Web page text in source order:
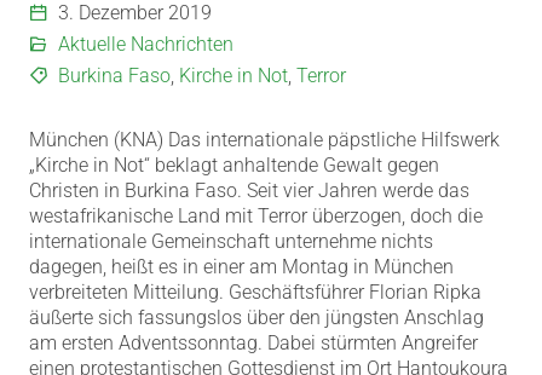
3. Dezember 2019
Aktuelle Nachrichten
Burkina Faso, Kirche in Not, Terror
München (KNA) Das internationale päpstliche Hilfswerk
„Kirche in Not“ beklagt anhaltende Gewalt gegen
Christen in Burkina Faso. Seit vier Jahren werde das
westafrikanische Land mit Terror überzogen, doch die
internationale Gemeinschaft unternehme nichts
dagegen, heißt es in einer am Montag in München
verbreiteten Mitteilung. Geschäftsführer Florian Ripka
äußerte sich fassungslos über den jüngsten Anschlag
am ersten Adventssonntag. Dabei stürmten Angreifer
einen protestantischen Gottesdienst im Ort Hantoukoura